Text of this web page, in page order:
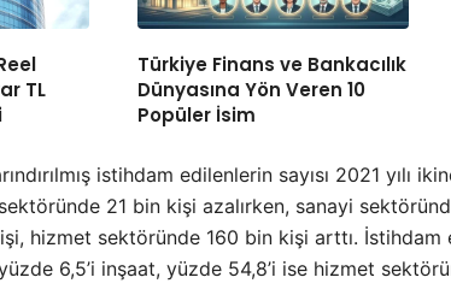
TL
Türkiye Finans ve Bankacılık
Dünyasına Yön Veren 10
Popüler İsim
istihdam edilenlerin sayısı 2021 yılı
21 bin kişi azalırken, sanayi
hizmet sektöründe 160 bin kişi arttı. İstihdam
6,5’i inşaat, yüzde 54,8’i ise hizmet